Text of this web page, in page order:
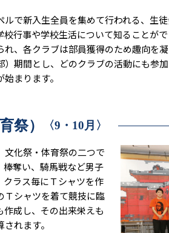
で新入生全員を集めて行われる、生
校行事や学校生活について知ることが
、各クラブは部員獲得のため趣向を
）期間とし、どのクラブの活動にも参
まります。
祭） 〈9・10月〉
化祭・体育祭の二つで
奪い、騎馬戦など男子
ラス毎にＴシャツを作
Ｔシャツを着て競技に臨
成し、その出来栄えも
れます。